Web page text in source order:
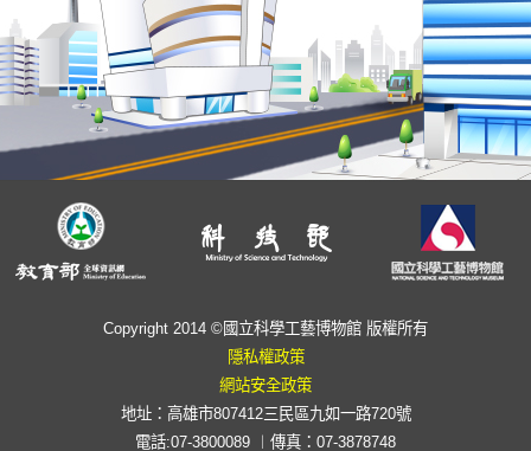
Copyright 2014 ©國立科學工藝博物館 版權所有
隱私權政策
網站安全政策
地址：高雄市807412三民區九如一路720號
電話:07-3800089 ︱傳真：07-3878748